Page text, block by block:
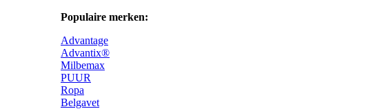
Populaire merken:
Advantage
Advantix®
Milbemax
PUUR
Ropa
Belgavet